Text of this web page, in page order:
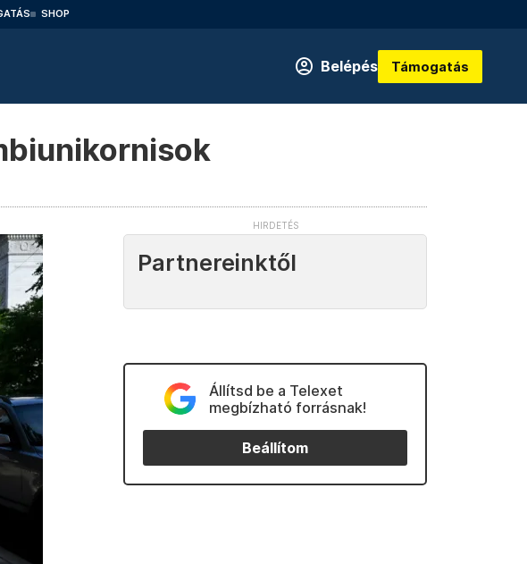
SHOP
Belépés Támogatás
Partnereinktől
Állítsd be a Telexet
megbízható forrásnak!
Beállítom